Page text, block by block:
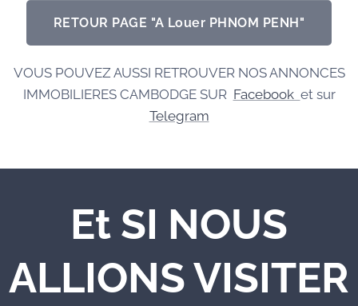
RETOUR PAGE "A Louer PHNOM PENH"
VOUS POUVEZ AUSSI RETROUVER NOS ANNONCES
IMMOBILIERES CAMBODGE SUR Facebook et sur
Telegram
Et SI NOUS
ALLIONS VISITER